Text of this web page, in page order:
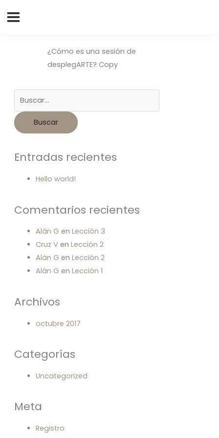
por:
Entradas recientes
Hello world!
Comentarios recientes
Alán G en Lección 3
Cruz Ven Lección 2
Alán G en Lección 2
Alán G en Lección 1
Archivos
octubre 2017
Categorías
Uncategorized
Meta
Registro
¿Cómo es una sesión de
desplegARTE? Copy